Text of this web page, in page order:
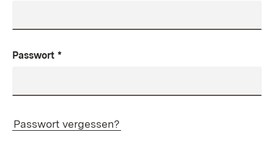
Passwort *
Passwort vergessen?